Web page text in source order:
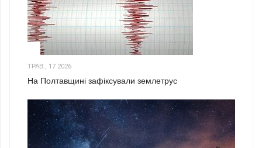
ТРАВ., 17 2026
На Полтавщині зафіксували землетрус